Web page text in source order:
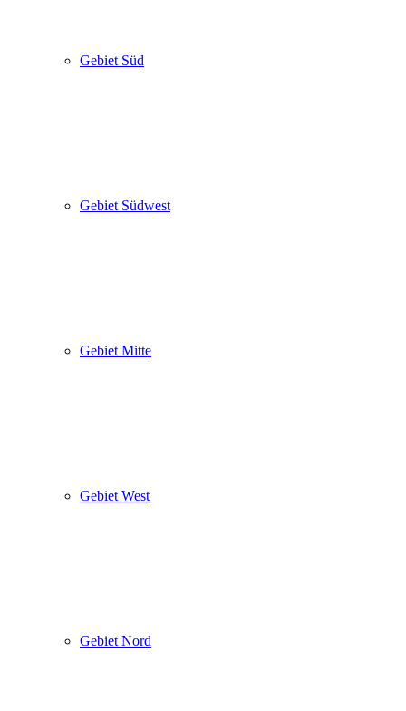
Gebiet Süd
Gebiet Südwest
Gebiet Mitte
Gebiet West
Gebiet Nord